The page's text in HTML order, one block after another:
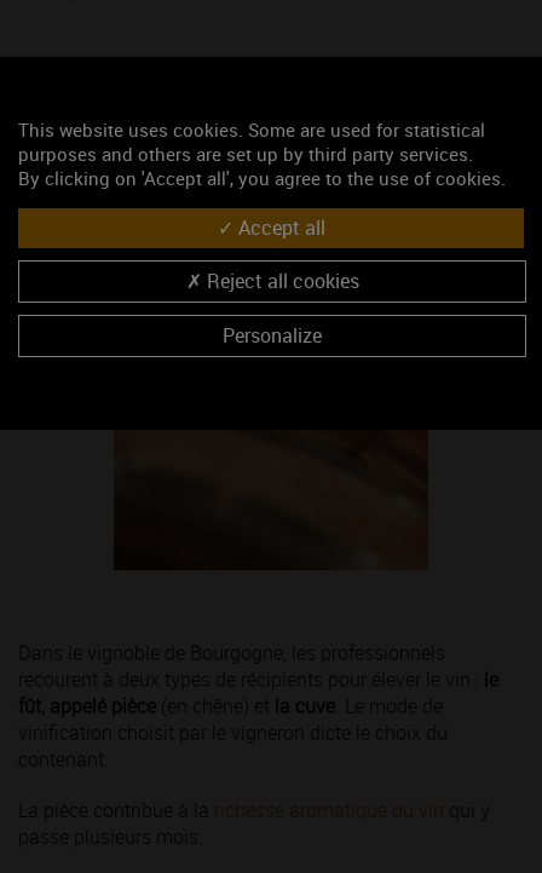
Elevage en fûts ou élevage en cuves ?
Dans le vignoble de Bourgogne, les professionnels
recourent à deux types de récipients pour élever le vin : le
fût, appelé pièce (en chêne) et la cuve . Le mode de
vinification choisit par le vigneron dicte le choix du
contenant.
La pièce contribue à la richesse aromatique du vin qui y
passe plusieurs mois.
This website uses cookies. Some are used for statistical
purposes and others are set up by third party services.
By clicking on 'Accept all', you agree to the use of cookies.
Accept all
Reject all cookies
Personalize